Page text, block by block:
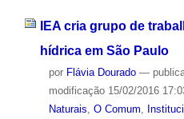
IEA cria grupo de
hídrica em São Paulo
por Flávia Dourado —
modificação15/02/2016
Naturais O Comum